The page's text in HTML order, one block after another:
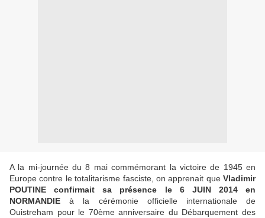
A la mi-journée du 8 mai commémorant la victoire de 1945 en
Europe contre le totalitarisme fasciste, on apprenait que Vladimir
POUTINE confirmait sa présence le 6 JUIN 2014 en
NORMANDIE à la cérémonie officielle internationale de
Ouistreham pour le 70ème anniversaire du Débarquement des